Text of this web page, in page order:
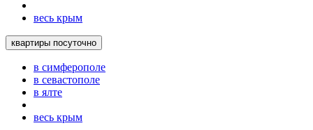
весь крым
квартиры посуточно
в симферополе
в севастополе
в ялте
весь крым